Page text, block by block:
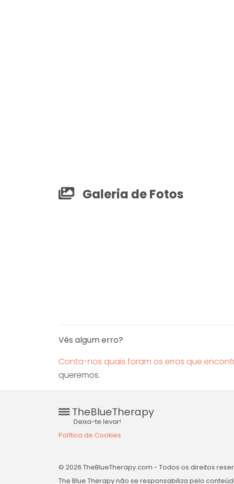
Galeria de Fotos
Vês algum erro?
Conta-nos quais foram os erros que
queremos.
TheBlueTherapy
Deixa-te levar!
Política de Cookies
© 2026 TheBlueTherapy.com - Todos os direitos
The Blue Therapy não se responsabiliza pelo